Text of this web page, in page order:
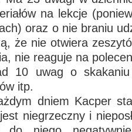
na lekcje
oraz o nie braniu
że nie otwiera
nie reaguje na
10 uwag o skakaniu
itp.
dniem Kacper
niegrzeczny i